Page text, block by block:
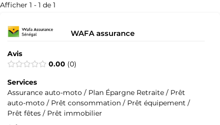
Afficher 1 - 1 de 1
WAFA assurance
Avis
0.00 0
Services
Assurance auto-moto / Plan Épargne Retraite / Prêt
auto-moto / Prêt consommation / Prêt équipement /
Prêt fêtes / Prêt immobilier